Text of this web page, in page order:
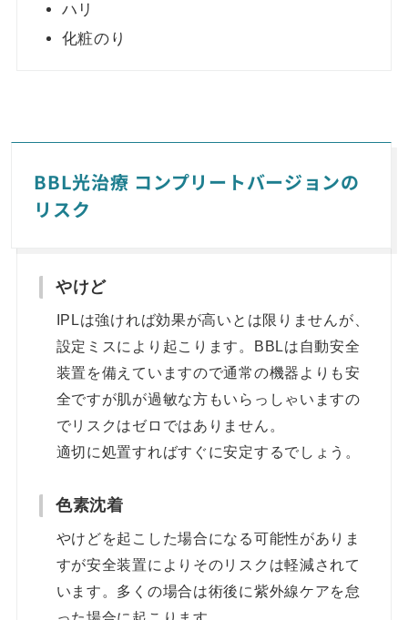
ハリ
化粧のり
BBL光治療 コンプリートバージョンの
リスク
やけど
IPLは強ければ効果が高いとは限りませんが、
設定ミスにより起こります。BBLは自動安全
装置を備えていますので通常の機器よりも安
全ですが肌が過敏な方もいらっしゃいますの
でリスクはゼロではありません。
適切に処置すればすぐに安定するでしょう。
色素沈着
やけどを起こした場合になる可能性がありま
すが安全装置によりそのリスクは軽減されて
います。多くの場合は術後に紫外線ケアを怠